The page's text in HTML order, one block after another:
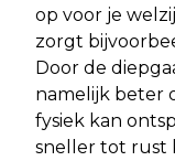
op voor je
zorgt
Door de
namelijk beter
fysiek kan
sneller tot rust